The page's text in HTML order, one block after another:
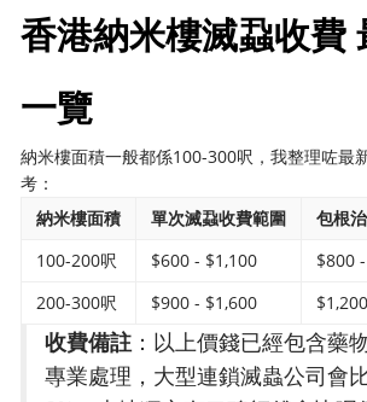
香港納米樓滅蝨收費
一覽
納米樓面積一般都係100-300呎，我整理咗最
考：
納米樓面積
單次滅蝨收費範圍
包根
100-200呎
$600 - $1,100
$800
200-300呎
$900 - $1,600
收費備註 ：以上價錢已經包含藥
專業處理，大型連鎖滅蟲公司會